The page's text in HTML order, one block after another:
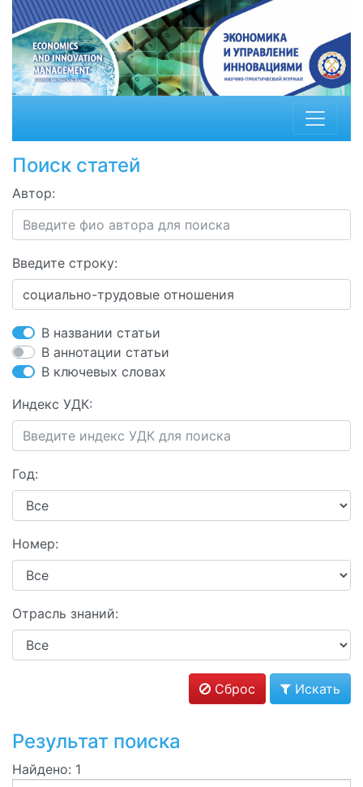
Поиск статей
Автор:
Введите строку:
В названии статьи
В аннотации статьи
В ключевых словах
Индекс УДК:
Год:
Номер:
Отрасль знаний:
Сброс Искать
Результат поиска
Найдено: 1